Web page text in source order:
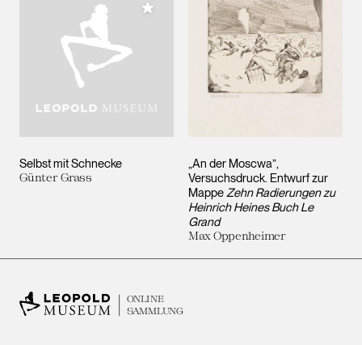
Selbst mit Schnecke
Günter Grass
Meiner Sammlung hinzufügen
„An der Moscwa”,
Versuchsdruck. Entwurf zur
MappeZehn Radierungen zu
Heinrich Heines Buch Le
Grand
Max Oppenheimer
ONLINE
SAMMLUNG